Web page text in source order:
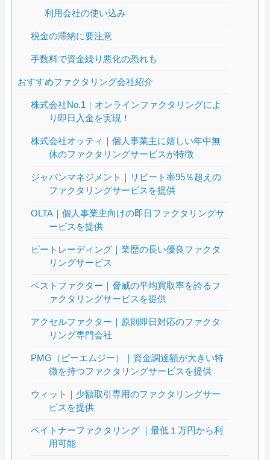
利用会社の使い込み
税金の滞納に要注意
手数料で資金繰り悪化の恐れも
おすすめファクタリング会社紹介
株式会社No.1｜オンラインファクタリングによ
り即日入金を実現！
株式会社オッティ｜個人事業主に嬉しい年中無
休のファクタリングサービスが特徴
ジャパンマネジメント｜リピート率95％超えの
ファクタリングサービスを提供
OLTA｜個人事業主向けの即日ファクタリングサ
ービスを提供
ビートレーディング｜業歴の長い優良ファクタ
リングサービス
ベストファクター｜脅威の平均買取率を誇るフ
ァクタリングサービスを提供
アクセルファクター｜原則即日対応のファクタ
リング専門会社
PMG（ピーエムジー）｜資金調達額が大きい特
徴を持つファクタリングサービスを提供
ウィット｜少額取引専用のファクタリングサー
ビスを提供
ペイトナーファクタリング ｜最低１万円から利
用可能